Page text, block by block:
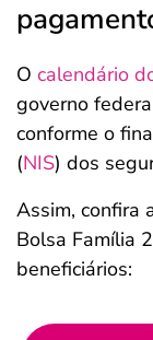
O calendário
governo
conforme o
(NIS) dos
Assim, confira
Bolsa Família
beneficiários: